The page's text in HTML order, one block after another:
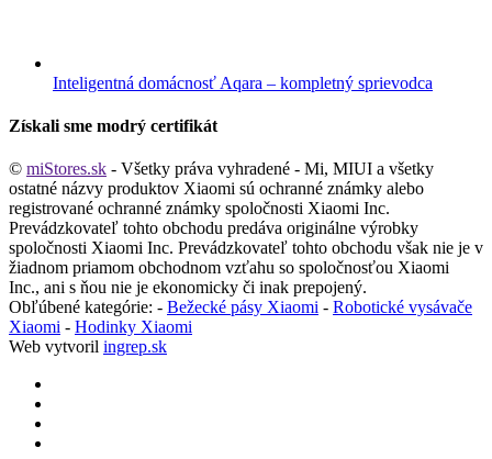
Inteligentná domácnosť Aqara – kompletný sprievodca
Získali sme modrý certifikát
© miStores.sk - Všetky práva vyhradené - Mi, MIUI a všetky
ostatné názvy produktov Xiaomi sú ochranné známky alebo
registrované ochranné známky spoločnosti Xiaomi Inc.
Prevádzkovateľ tohto obchodu predáva originálne výrobky
spoločnosti Xiaomi Inc. Prevádzkovateľ tohto obchodu však nie je v
žiadnom priamom obchodnom vzťahu so spoločnosťou Xiaomi
Inc., ani s ňou nie je ekonomicky či inak prepojený.
Obľúbené kategórie: - Bežecké pásy Xiaomi - Robotické vysávače
Xiaomi - Hodinky Xiaomi
Web vytvoril ingrep.sk